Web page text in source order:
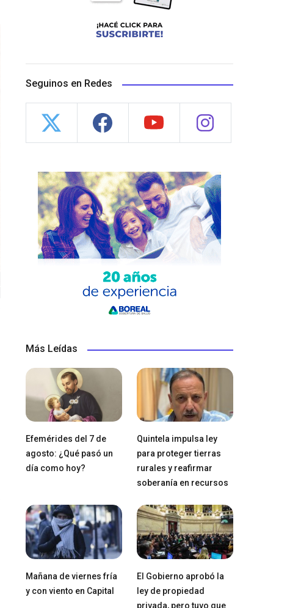
Seguinos en Redes
Más Leídas
Efemérides del 7 de
agosto: ¿Qué pasó un
día como hoy?
Quintela impulsa ley
para proteger tierras
rurales y reafirmar
soberanía en recursos
Mañana de viernes fría
y con viento en Capital
El Gobierno aprobó la
ley de propiedad
privada, pero tuvo que